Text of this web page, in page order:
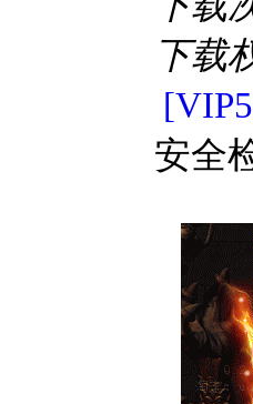
下载
安全